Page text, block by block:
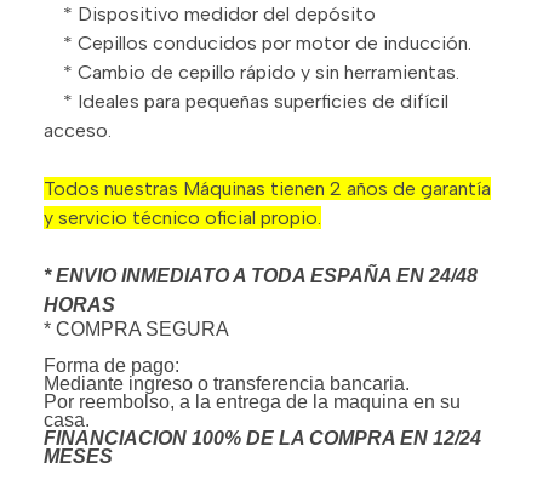
* Dispositivo medidor del depósito
* Cepillos conducidos por motor de inducción.
* Cambio de cepillo rápido y sin herramientas.
* Ideales para pequeñas superficies de difícil
acceso.
Todos nuestras Máquinas tienen 2 años de garantía
y servicio técnico oficial propio.
* ENVIO INMEDIATO A TODA ESPAÑA EN 24/48
HORAS
* COMPRA SEGURA
Forma de pago:
Mediante ingreso o transferencia bancaria.
Por reembolso, a la entrega de la maquina en su
casa.
FINANCIACION 100% DE LA COMPRA EN 12/24
MESES